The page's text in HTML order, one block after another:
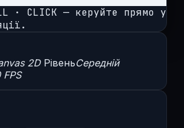
· CLICK — керуйте прямо у
2D РівеньСередній
FPS